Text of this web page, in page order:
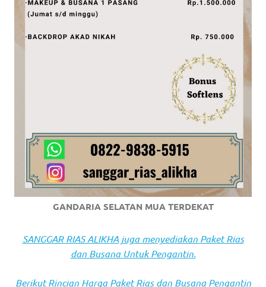
facts
https://www.stockswatches.com
https://
right
here
https://www.domainwatches.com
GANDARIA SELATAN MUA TERDEKAT
SANGGAR RIAS ALIKHA juga menyediakan Paket Rias
dan Busana Untuk Pengantin.
Berikut Rincian Harga Paket Rias dan Busana Pengantin